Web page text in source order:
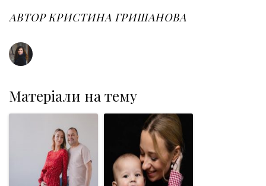
o
k
r
+
I
n
e
s
АВТОРКРИСТИНА ГРИШАНОВА
Матеріали на тему